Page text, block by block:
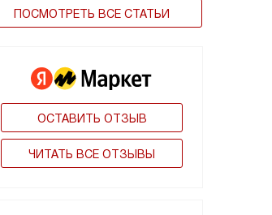
ПОСМОТРЕТЬ ВСЕ СТАТЬИ
ОСТАВИТЬ ОТЗЫВ
ЧИТАТЬ ВСЕ ОТЗЫВЫ